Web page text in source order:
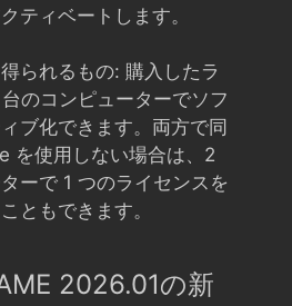
ティベートします。
られるもの: 購入したラ
のコンピューターでソフ
ブ化できます。両方で同
を使用しない場合は、2
ーで 1 つのライセンスを
ともできます。
2026.01の新